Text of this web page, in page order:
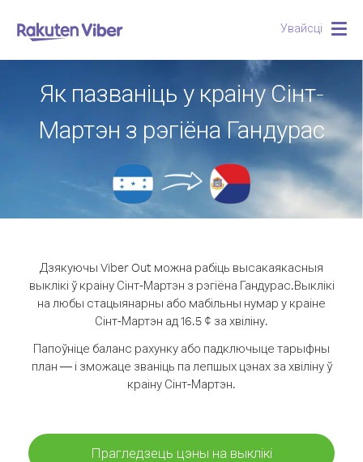
Увайсці
Як пазваніць у краіну Сінт-
Мартэн з рэгіёна Гандурас
Дзякуючы Viber Out можна рабіць высакаякасныя
выклікі ў краіну Сінт-Мартэн з рэгіёна Гандурас.Выклікі
на любы стацыянарны або мабільны нумар у краіне
Сінт-Мартэн ад 16.5 ¢ за хвіліну.
Папоўніце баланс рахунку або падключыце тарыфны
план — і зможаце званіць па лепшых цэнах за хвіліну ў
краіну Сінт-Мартэн.
Прагледзець цэны на выклікі